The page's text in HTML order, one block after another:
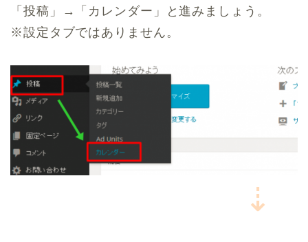
「投稿」→「カレンダー」と進みましょう。
※設定タブではありません。
⇣